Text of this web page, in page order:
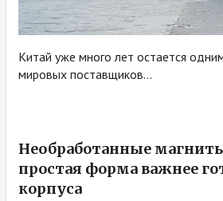
Китай уже много лет остается
мировых поставщиков...
Необработанные
простая форма важнее
корпуса